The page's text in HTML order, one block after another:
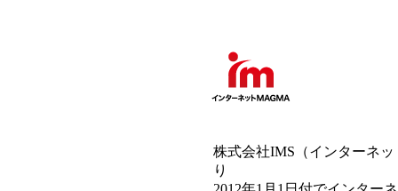
株式会社IMS（インターネ
り